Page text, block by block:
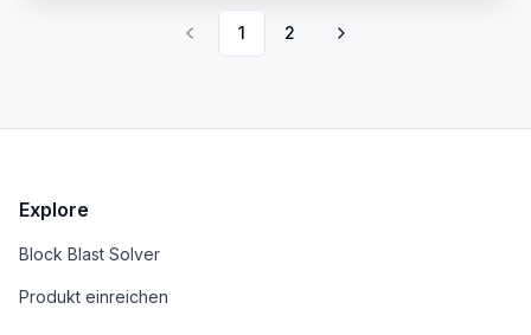
zu interagieren und sich innerhalb einer lebendigen
Community zu vernetzen.
1 2
Explore
Block Blast Solver
Produkt einreichen